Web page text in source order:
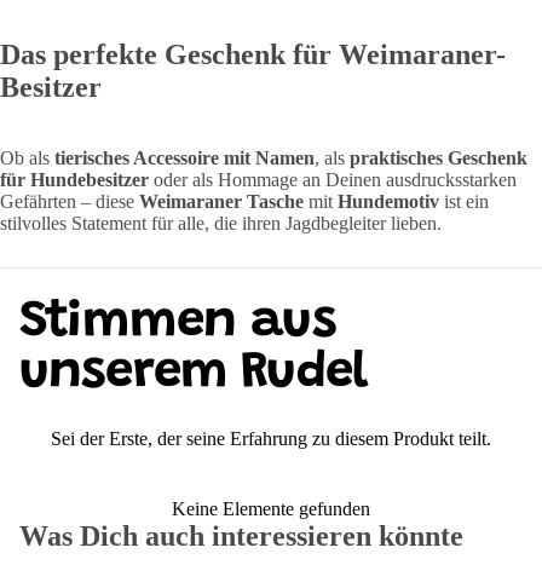
Das perfekte Geschenk für Weimaraner-
Besitzer
Ob als tierisches Accessoire mit Namen, als praktisches Geschenk
für Hundebesitzer oder als Hommage an Deinen ausdrucksstarken
Gefährten – diese Weimaraner Tasche mit Hundemotiv ist ein
stilvolles Statement für alle, die ihren Jagdbegleiter lieben.
Stimmen aus
unserem Rudel
Sei der Erste, der seine Erfahrung zu diesem Produkt teilt.
Keine Elemente gefunden
Was Dich auch interessieren könnte